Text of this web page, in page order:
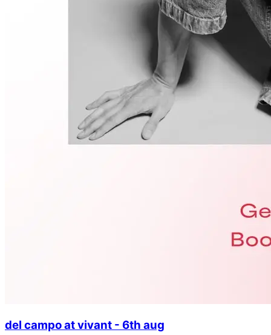
del campo at vivant - 6th aug